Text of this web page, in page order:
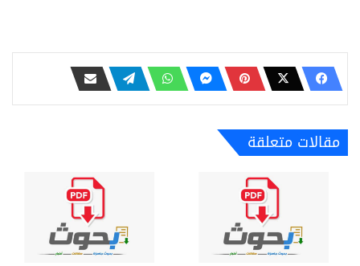
مقالات متعلقة